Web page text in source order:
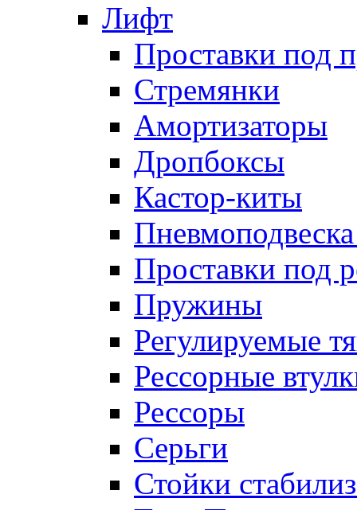
Лифт
Проставки под
Стремянки
Амортизаторы
Дропбоксы
Кастор-киты
Проставки под
Пружины
Регулируемые
Рессорные
Рессоры
Серьги
Стойки